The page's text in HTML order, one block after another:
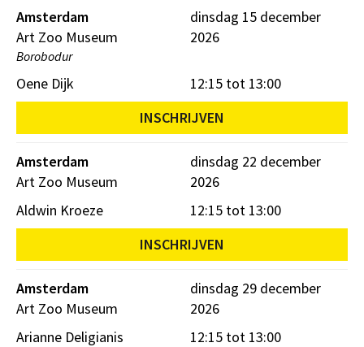
Amsterdam
Art Zoo Museum
Borobodur
dinsdag 15 december
2026
12:15 tot 13:00
Oene Dijk
INSCHRIJVEN
Amsterdam
Art Zoo Museum
dinsdag 22 december
2026
12:15 tot 13:00
Aldwin Kroeze
INSCHRIJVEN
Amsterdam
Art Zoo Museum
dinsdag 29 december
2026
12:15 tot 13:00
Arianne Deligianis